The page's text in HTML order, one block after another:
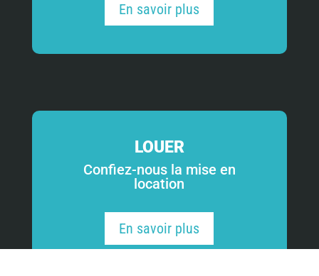
En savoir plus
LOUER
Confiez-nous la mise en
location
En savoir plus